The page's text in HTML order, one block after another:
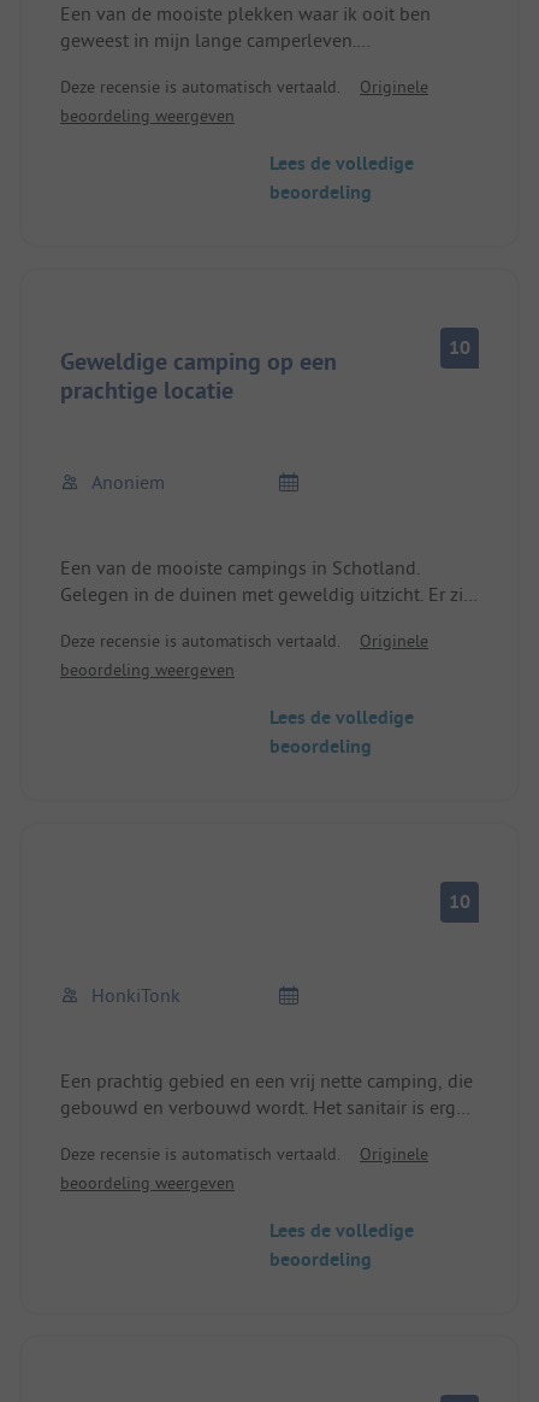
Een van de mooiste plekken waar ik ooit ben
geweest in mijn lange camperleven.
Deze recensie is automatisch vertaald.
Originele
beoordeling weergeven
Lees de volledige
beoordeling
Geweldige camping op een
prachtige locatie
10
Anoniem
Een van de mooiste campings in Schotland.
Gelegen in de duinen met geweldig uitzicht. Er zit
krijgen wat je nodig hebt (en niet nodig hebt).
Deze recensie is automatisch vertaald.
Originele
beoordeling weergeven
Lees de volledige
beoordeling
10
HonkiTonk
Een prachtig gebied en een vrij nette camping, die
gebouwd en verbouwd wordt. Het sanitair is erg
gezegd, het wordt verbouwd. Het uitzicht op zee is
prachtig, het strand mooi. Personeel is erg
werkt alleen goed op bepaalde plekken. Zoals ik
al zei, prachtig uitzicht dat veel goedmaakt.
Deze recensie is automatisch vertaald.
Originele
beoordeling weergeven
Lees de volledige
beoordeling